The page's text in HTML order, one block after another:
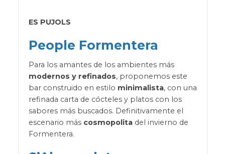
ES PUJOLS
People Formentera
Para los amantes de los ambientes más
modernos y refinados, proponemos este
bar construido en estilo minimalista, con una
refinada carta de cócteles y platos con los
sabores más buscados. Definitivamente el
escenario más cosmopolitadel invierno de
Formentera.